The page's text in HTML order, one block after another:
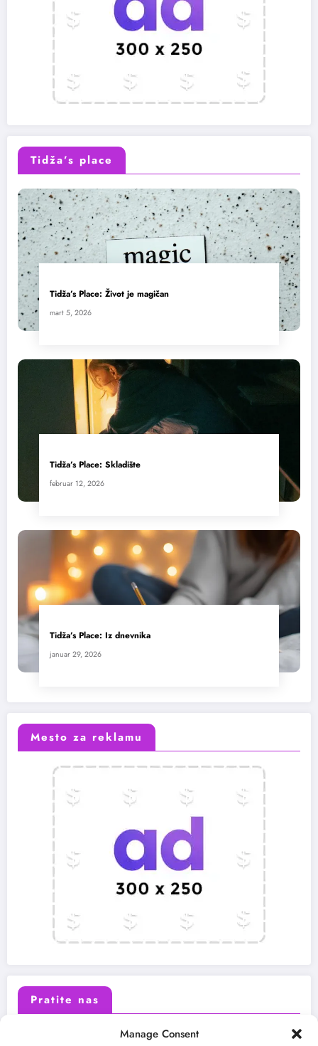
Manage Consent
Tidža’s place
Tidža’s Place: Život je magičan
mart 5, 2026
Tidža’s Place: Skladište
februar 12, 2026
Tidža’s Place: Iz dnevnika
januar 29, 2026
Mesto za reklamu
Pratite nas